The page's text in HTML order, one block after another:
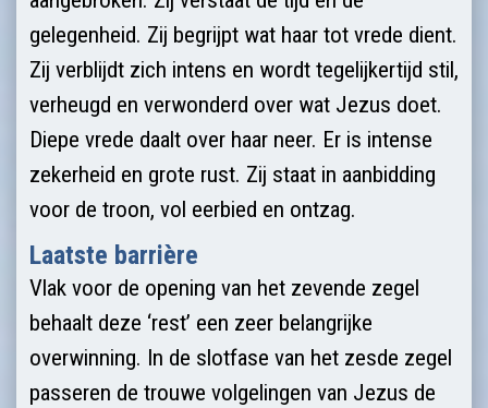
gelegenheid. Zij begrijpt wat haar tot vrede dient.
Zij verblijdt zich intens en wordt tegelijkertijd stil,
verheugd en verwonderd over wat Jezus doet.
Diepe vrede daalt over haar neer. Er is intense
zekerheid en grote rust. Zij staat in aanbidding
voor de troon, vol eerbied en ontzag.
Laatste barrière
Vlak voor de opening van het zevende zegel
behaalt deze ‘rest’ een zeer belangrijke
overwinning. In de slotfase van het zesde zegel
passeren de trouwe volgelingen van Jezus de